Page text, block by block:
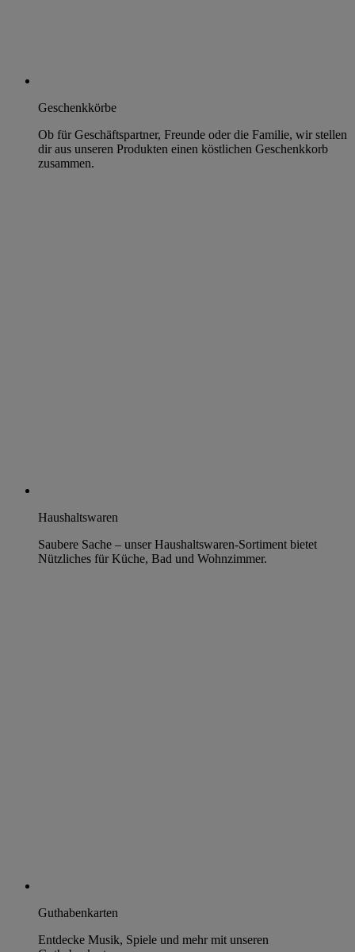
Geschenkkörbe
Ob für Geschäftspartner, Freunde oder die Familie, wir stellen
dir aus unseren Produkten einen köstlichen Geschenkkorb
zusammen.
Haushaltswaren
Saubere Sache – unser Haushaltswaren-Sortiment bietet
Nützliches für Küche, Bad und Wohnzimmer.
Guthabenkarten
Entdecke Musik, Spiele und mehr mit unseren